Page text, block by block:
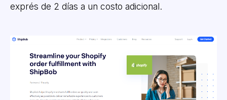
exprés de 2 días a un costo adicional.